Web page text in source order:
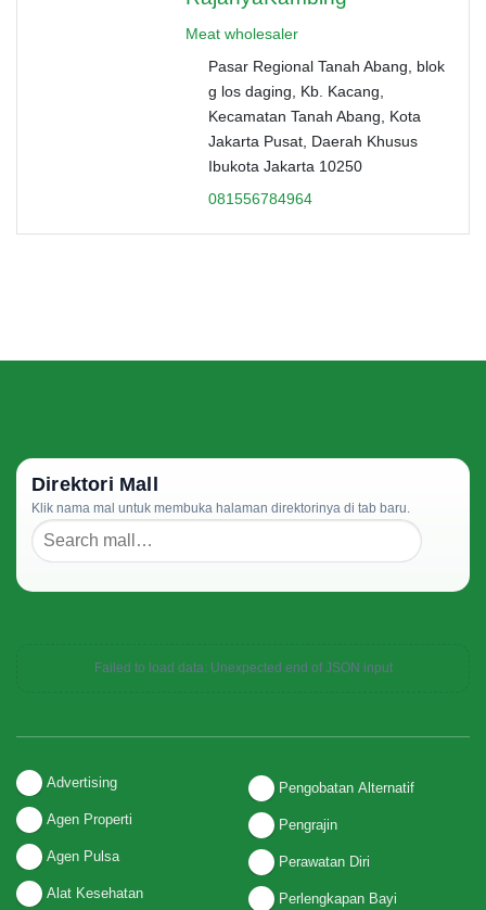
Meat wholesaler
Pasar Regional Tanah Abang, blok
g los daging, Kb. Kacang,
Kecamatan Tanah Abang, Kota
Jakarta Pusat, Daerah Khusus
Ibukota Jakarta 10250
081556784964
Direktori Mall
Klik nama mal untuk membuka halaman direktorinya di tab baru.
Failed to load data: Unexpected end of JSON input
Advertising
Agen Properti
Agen Pulsa
Alat Kesehatan
Pengobatan Alternatif
Pengrajin
Perawatan Diri
Perlengkapan Bayi